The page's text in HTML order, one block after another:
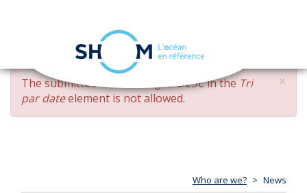
Skip
main
content
navigation
×
ERROR
MESSAGE
The submitted value changed DESCin the Tri
par dateelement is not allowed.
Who are we? News